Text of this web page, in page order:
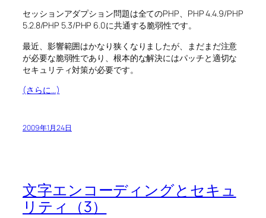
セッションアダプション問題は全てのPHP、PHP 4.4.9/PHP
5.2.8/PHP 5.3/PHP 6.0に共通する脆弱性です。
最近、影響範囲はかなり狭くなりましたが、まだまだ注意
が必要な脆弱性であり、根本的な解決にはパッチと適切な
セキュリティ対策が必要です。
(さらに…)
2009年1月24日
文字エンコーディングとセキュ
リティ（3）